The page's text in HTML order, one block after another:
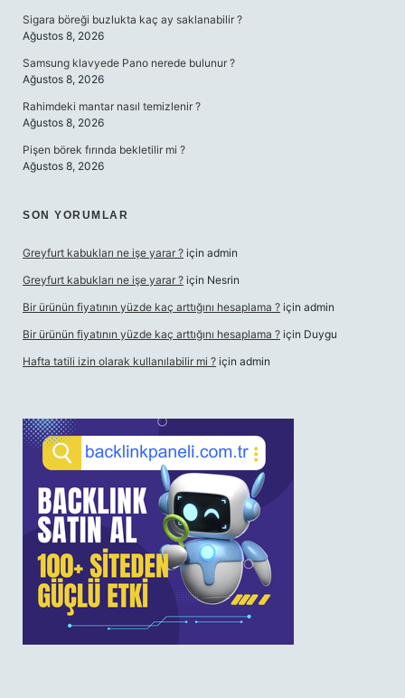
Sigara böreği buzlukta kaç ay saklanabilir ?
Ağustos 8, 2026
Samsung klavyede Pano nerede bulunur ?
Ağustos 8, 2026
Rahimdeki mantar nasıl temizlenir ?
Ağustos 8, 2026
Pişen börek fırında bekletilir mi ?
Ağustos 8, 2026
SON YORUMLAR
Greyfurt kabukları ne işe yarar ? için admin
Greyfurt kabukları ne işe yarar ? için Nesrin
Bir ürünün fiyatının yüzde kaç arttığını hesaplama ? için admin
Bir ürünün fiyatının yüzde kaç arttığını hesaplama ? için Duygu
Hafta tatili izin olarak kullanılabilir mi ? için admin